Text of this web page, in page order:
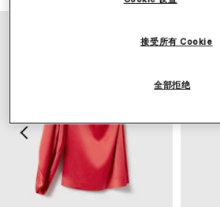
全部拒绝
接受所有 Cookie